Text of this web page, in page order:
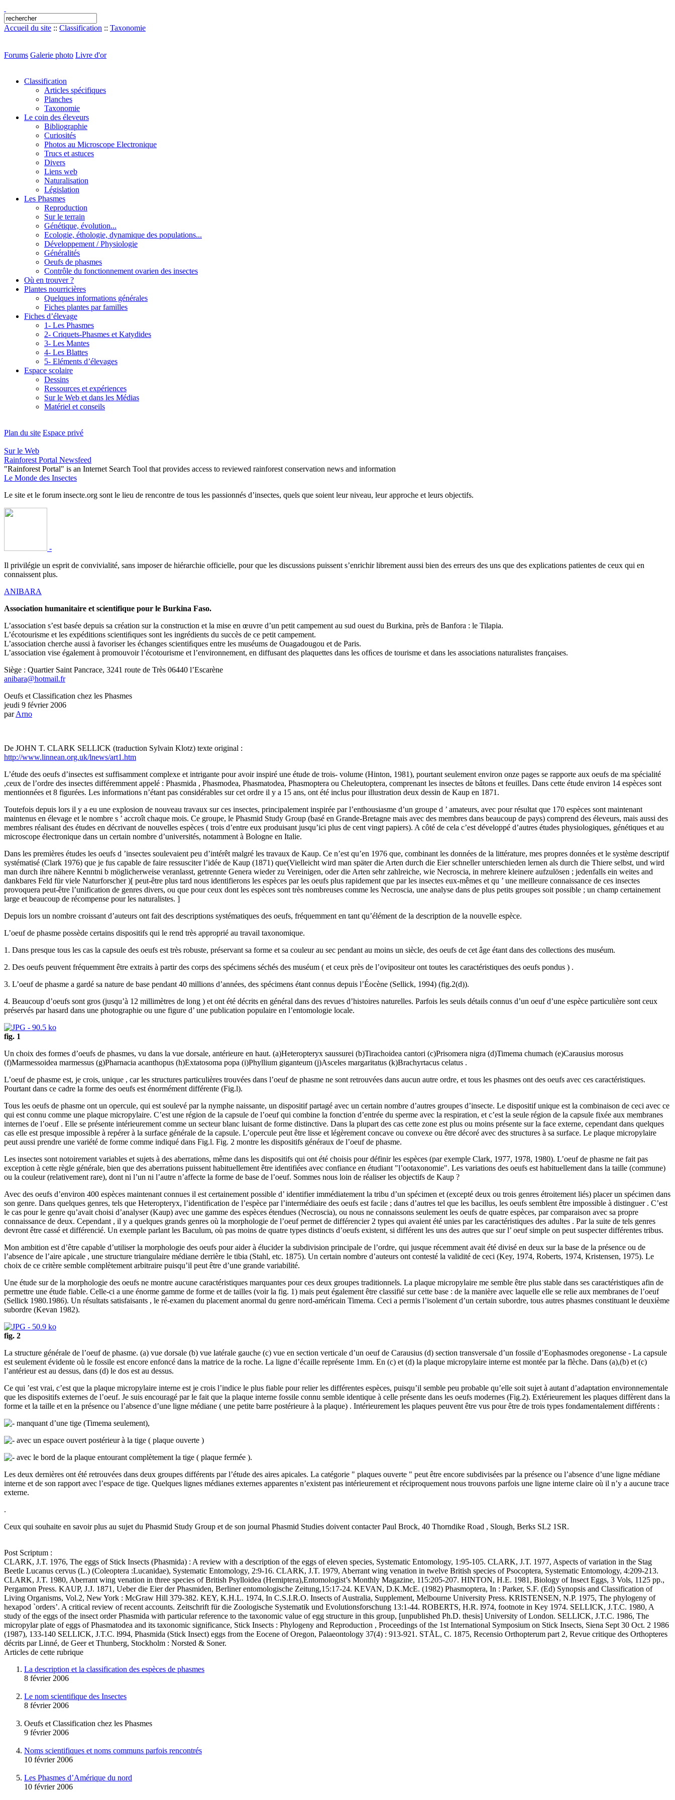
Accueil du site :: Classification :: Taxonomie
Forums Galerie photo Livre d'or
Classification
Articles spécifiques
Planches
Taxonomie
Le coin des éleveurs
Bibliographie
Curiosités
Photos au Microscope Electronique
Trucs et astuces
Divers
Liens web
Naturalisation
Législation
Les Phasmes
Reproduction
Sur le terrain
Génétique, évolution...
Ecologie, éthologie, dynamique des populations...
Développement / Physiologie
Généralités
Oeufs de phasmes
Contrôle du fonctionnement ovarien des insectes
Où en trouver ?
Plantes nourricières
Quelques informations générales
Fiches plantes par familles
Fiches d’élevage
1- Les Phasmes
2- Criquets-Phasmes et Katydides
3- Les Mantes
4- Les Blattes
5- Eléments d’élevages
Espace scolaire
Dessins
Ressources et expériences
Sur le Web et dans les Médias
Matériel et conseils
Plan du site Espace privé
Sur le Web
Rainforest Portal Newsfeed
"Rainforest Portal" is an Internet Search Tool that provides access to reviewed rainforest conservation news and information
Le Monde des Insectes
Le site et le forum insecte.org sont le lieu de rencontre de tous les passionnés d’insectes, quels que soient leur niveau, leur approche et leurs objectifs.
-
Il privilégie un esprit de convivialité, sans imposer de hiérarchie officielle, pour que les discussions puissent s’enrichir librement aussi bien des erreurs des uns que des explications patientes de ceux qui en
connaissent plus.
ANIBARA
Association humanitaire et scientifique pour le Burkina Faso.
L’association s’est basée depuis sa création sur la construction et la mise en œuvre d’un petit campement au sud ouest du Burkina, près de Banfora : le Tilapia.
L’écotourisme et les expéditions scientiﬁques sont les ingrédients du succès de ce petit campement.
L’association cherche aussi à favoriser les échanges scientiﬁques entre les muséums de Ouagadougou et de Paris.
L’association vise également à promouvoir l’écotourisme et l’environnement, en diffusant des plaquettes dans les ofﬁces de tourisme et dans les associations naturalistes françaises.
Siège : Quartier Saint Pancrace, 3241 route de Très 06440 l’Escarène
anibara@hotmail.fr
Oeufs et Classification chez les Phasmes
jeudi 9 février 2006
parArno
De JOHN T. CLARK SELLICK (traduction Sylvain Klotz) texte original :
http://www.linnean.org.uk/lnews/art1.htm
L’étude des oeufs d’insectes est suffisamment complexe et intrigante pour avoir inspiré une étude de trois- volume (Hinton, 1981), pourtant seulement environ onze pages se rapporte aux oeufs de ma spécialité
,ceux de l’ordre des insectes différemment appelé : Phasmida , Phasmodea, Phasmatodea, Phasmoptera ou Cheleutoptera, comprenant les insectes de bâtons et feuilles. Dans cette étude environ 14 espèces sont
mentionnées et 8 figurées. Les informations n’étant pas considérables sur cet ordre il y a 15 ans, ont été inclus pour illustration deux dessin de Kaup en 1871.
Toutefois depuis lors il y a eu une explosion de nouveau travaux sur ces insectes, principalement inspirée par l’enthousiasme d’un groupe d ’ amateurs, avec pour résultat que 170 espèces sont maintenant
maintenus en élevage et le nombre s ’ accroît chaque mois. Ce groupe, le Phasmid Study Group (basé en Grande-Bretagne mais avec des membres dans beaucoup de pays) comprend des éleveurs, mais aussi des
membres réalisant des études en décrivant de nouvelles espèces ( trois d’entre eux produisant jusqu’ici plus de cent vingt papiers). A côté de cela c’est développé d’autres études physiologiques, génétiques et au
microscope électronique dans un certain nombre d’universités, notamment à Bologne en Italie.
Dans les premières études les oeufs d ’insectes soulevaient peu d’intérêt malgré les travaux de Kaup. Ce n’est qu’en 1976 que, combinant les données de la littérature, mes propres données et le système descriptif
systématisé (Clark 1976) que je fus capable de faire ressusciter l’idée de Kaup (1871) que(Vielleicht wird man später die Arten durch die Eier schneller unterschieden lernen als durch die Thiere selbst, und wird
man durch ihre nähere Kenntni b möglicherweise veranlasst, getrennte Genera wieder zu Vereinigen, oder die Arten sehr zahlreiche, wie Necroscia, in mehrere kleinere aufzulösen ; jedenfalls ein weites and
dankbares Feld für viele Naturforscher )[ peut-être plus tard nous identifierons les espèces par les oeufs plus rapidement que par les insectes eux-mêmes et qu ’ une meilleure connaissance de ces insectes
provoquera peut-être l’unification de genres divers, ou que pour ceux dont les espèces sont très nombreuses comme les Necroscia, une analyse dans de plus petits groupes soit possible ; un champ certainement
large et beaucoup de récompense pour les naturalistes. ]
Depuis lors un nombre croissant d’auteurs ont fait des descriptions systématiques des oeufs, fréquemment en tant qu’élément de la description de la nouvelle espèce.
L’oeuf de phasme possède certains dispositifs qui le rend très approprié au travail taxonomique.
1. Dans presque tous les cas la capsule des oeufs est très robuste, préservant sa forme et sa couleur au sec pendant au moins un siècle, des oeufs de cet âge étant dans des collections des muséum.
2. Des oeufs peuvent fréquemment être extraits à partir des corps des spécimens séchés des muséum ( et ceux près de l’ovipositeur ont toutes les caractéristiques des oeufs pondus ) .
3. L’oeuf de phasme a gardé sa nature de base pendant 40 millions d’années, des spécimens étant connus depuis l’Éocène (Sellick, 1994) (fig.2(d)).
4. Beaucoup d’oeufs sont gros (jusqu’à 12 millimètres de long ) et ont été décrits en général dans des revues d’histoires naturelles. Parfois les seuls détails connus d’un oeuf d’une espèce particulière sont ceux
préservés par hasard dans une photographie ou une figure d’ une publication populaire en l’entomologie locale.
fig. 1
Un choix des formes d’oeufs de phasmes, vu dans la vue dorsale, antérieure en haut. (a)Heteropteryx saussurei (b)Tirachoidea cantori (c)Prisomera nigra (d)Timema chumach (e)Carausius morosus
(f)Marmessoidea marmessus (g)Pharnacia acanthopus (h)Extatosoma popa (i)Phyllium giganteum (j)Asceles margaritatus (k)Brachyrtacus celatus .
L’oeuf de phasme est, je crois, unique , car les structures particulières trouvées dans l’oeuf de phasme ne sont retrouvées dans aucun autre ordre, et tous les phasmes ont des oeufs avec ces caractéristiques.
Pourtant dans ce cadre la forme des oeufs est énormément différente (Fig.l).
Tous les oeufs de phasme ont un opercule, qui est soulevé par la nymphe naissante, un dispositif partagé avec un certain nombre d’autres groupes d’insecte. Le dispositif unique est la combinaison de ceci avec ce
qui est connu comme une plaque micropylaire. C’est une région de la capsule de l’oeuf qui combine la fonction d’entrée du sperme avec la respiration, et c’est la seule région de la capsule fixée aux membranes
internes de l’oeuf . Elle se présente intérieurement comme un secteur blanc luisant de forme distinctive. Dans la plupart des cas cette zone est plus ou moins présente sur la face externe, cependant dans quelques
cas elle est presque impossible à repérer à la surface générale de la capsule. L’opercule peut être lisse et légèrement concave ou convexe ou être décoré avec des structures à sa surface. Le plaque micropylaire
peut aussi prendre une variété de forme comme indiqué dans Fig.l. Fig. 2 montre les dispositifs généraux de l’oeuf de phasme.
Les insectes sont notoirement variables et sujets à des aberrations, même dans les dispositifs qui ont été choisis pour définir les espèces (par exemple Clark, 1977, 1978, 1980). L’oeuf de phasme ne fait pas
exception à cette règle générale, bien que des aberrations puissent habituellement être identifiées avec confiance en étudiant "l’ootaxonomie". Les variations des oeufs est habituellement dans la taille (commune)
ou la couleur (relativement rare), dont ni l’un ni l’autre n’affecte la forme de base de l’oeuf. Sommes nous loin de réaliser les objectifs de Kaup ?
Avec des oeufs d’environ 400 espèces maintenant connues il est certainement possible d’ identifier immédiatement la tribu d’un spécimen et (excepté deux ou trois genres étroitement liés) placer un spécimen dans
son genre. Dans quelques genres, tels que Heteropteryx, l’identification de l’espèce par l’intermédiaire des oeufs est facile ; dans d’autres tel que les bacillus, les oeufs semblent être impossible à distinguer . C’est
le cas pour le genre qu’avait choisi d’analyser (Kaup) avec une gamme des espèces étendues (Necroscia), ou nous ne connaissons seulement les oeufs de quatre espèces, par comparaison avec sa propre
connaissance de deux. Cependant , il y a quelques grands genres où la morphologie de l’oeuf permet de différencier 2 types qui avaient été unies par les caractéristiques des adultes . Par la suite de tels genres
devront être cassé et différencié. Un exemple parlant les Baculum, où pas moins de quatre types distincts d’oeufs existent, si différent les uns des autres que sur l’ oeuf simple on peut suspecter différentes tribus.
Mon ambition est d’être capable d’utiliser la morphologie des oeufs pour aider à élucider la subdivision principale de l’ordre, qui jusque récemment avait été divisé en deux sur la base de la présence ou de
l’absence de l’aire apicale , une structure triangulaire médiane derrière le tibia (Stahl, etc. 1875). Un certain nombre d’auteurs ont contesté la validité de ceci (Key, 1974, Roberts, 1974, Kristensen, 1975). Le
choix de ce critère semble complètement arbitraire puisqu’il peut être d’une grande variabilité.
Une étude sur de la morphologie des oeufs ne montre aucune caractéristiques marquantes pour ces deux groupes traditionnels. La plaque micropylaire me semble être plus stable dans ses caractéristiques afin de
permettre une étude fiable. Celle-ci a une énorme gamme de forme et de tailles (voir la fig. 1) mais peut également être classifié sur cette base : de la manière avec laquelle elle se relie aux membranes de l’oeuf
(Sellick 1980.1986). Un résultats satisfaisants , le ré-examen du placement anormal du genre nord-américain Timema. Ceci a permis l’isolement d’un certain subordre, tous autres phasmes constituant le deuxième
subordre (Kevan 1982).
fig. 2
La structure générale de l’oeuf de phasme. (a) vue dorsale (b) vue latérale gauche (c) vue en section verticale d’un oeuf de Carausius (d) section transversale d’un fossile d’Eophasmodes oregonense - La capsule
est seulement évidente où le fossile est encore enfoncé dans la matrice de la roche. La ligne d’écaille représente 1mm. En (c) et (d) la plaque micropylaire interne est montée par la flèche. Dans (a),(b) et (c)
l’antérieur est au dessus, dans (d) le dos est au dessus.
Ce qui ’est vrai, c’est que la plaque micropylaire interne est je crois l’indice le plus fiable pour relier les différentes espèces, puisqu’il semble peu probable qu’elle soit sujet à autant d’adaptation environnementale
que les dispositifs externes de l’oeuf. Je suis encouragé par le fait que la plaque interne fossile connu semble identique à celle présente dans les oeufs modernes (Fig.2). Extérieurement les plaques diffèrent dans la
forme et la taille et en la présence ou l’absence d’une ligne médiane ( une petite barre postérieure à la plaque) . Intérieurement les plaques peuvent être vus pour être de trois types fondamentalement différents :
manquant d’une tige (Timema seulement),
avec un espace ouvert postérieur à la tige ( plaque ouverte )
avec le bord de la plaque entourant complètement la tige ( plaque fermée ).
Les deux dernières ont été retrouvées dans deux groupes différents par l’étude des aires apicales. La catégorie " plaques ouverte " peut être encore subdivisées par la présence ou l’absence d’une ligne médiane
interne et de son rapport avec l’espace de tige. Quelques lignes médianes externes apparentes n’existent pas intérieurement et réciproquement nous trouvons parfois une ligne interne claire où il n’y a aucune trace
externe.
.
Ceux qui souhaite en savoir plus au sujet du Phasmid Study Group et de son journal Phasmid Studies doivent contacter Paul Brock, 40 Thorndike Road , Slough, Berks SL2 1SR.
Post Scriptum :
CLARK, J.T. 1976, The eggs of Stick Insects (Phasmida) : A review with a description of the eggs of eleven species, Systematic Entomology, 1:95-105. CLARK, J.T. 1977, Aspects of variation in the Stag
Beetle Lucanus cervus (L.) (Coleoptera :Lucanidae), Systematic Entomology, 2:9-16. CLARK, J.T. 1979, Aberrant wing venation in twelve British species of Psocoptera, Systematic Entomology, 4:209-213.
CLARK, J.T. 1980, Aberrant wing venation in three species of British Psylloidea (Hemiptera),Entomologist’s Monthly Magazine, 115:205-207. HINTON, H.E. 1981, Biology of Insect Eggs, 3 Vols, 1125 pp.,
Pergamon Press. KAUP, J.J. 1871, Ueber die Eier der Phasmiden, Berliner entomologische Zeitung,15:17-24. KEVAN, D.K.McE. (1982) Phasmoptera, In : Parker, S.F. (Ed) Synopsis and Classification of
Living Organisms, Vol.2, New York : McGraw Hill 379-382. KEY, K.H.L. 1974, In C.S.I.R.O. Insects of Australia, Supplement, Melbourne University Press. KRISTENSEN, N.P. 1975, The phylogeny of
hexapod `orders’. A critical review of recent accounts. Zeitschrift für die Zoologische Systematik und Evolutionsforschung 13:1-44. ROBERTS, H.R. l974, footnote in Key 1974. SELLICK, J.T.C. 1980, A
study of the eggs of the insect order Phasmida with particular reference to the taxonomic value of egg structure in this group, [unpublished Ph.D. thesis] University of London. SELLICK, J.T.C. 1986, The
micropylar plate of eggs of Phasmatodea and its taxonomic significance, Stick Insects : Phylogeny and Reproduction , Proceedings of the 1st International Symposium on Stick Insects, Siena Sept 30 Oct. 2 1986
(1987), 133-140 SELLICK, J.T.C. l994, Phasmida (Stick Insect) eggs from the Eocene of Oregon, Palaeontology 37(4) : 913-921. STÅL, C. 1875, Recensio Orthopterum part 2, Revue critique des Orthopteres
décrits par Linné, de Geer et Thunberg, Stockholm : Norsted & Soner.
Articles de cette rubrique
La description et la classification des espèces de phasmes
8 février 2006
Le nom scientifique des Insectes
8 février 2006
Oeufs et Classification chez les Phasmes
9 février 2006
Noms scientifiques et noms communs parfois rencontrés
10 février 2006
Les Phasmes d’Amérique du nord
10 février 2006